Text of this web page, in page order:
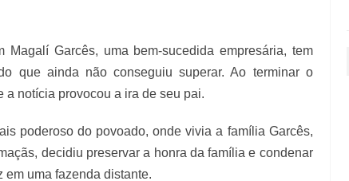
Garcês, uma bem-sucedida empresária, tem
que ainda não conseguiu superar. Ao terminar o
notícia provocou a ira de seu pai.
poderoso do povoado, onde vivia a família Garcês,
decidiu preservar a honra da família e condenar
uma fazenda distante.